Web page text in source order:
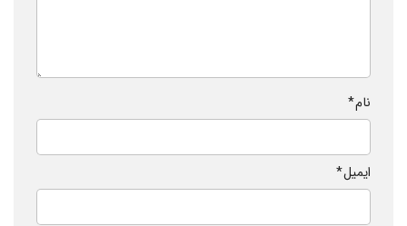
نام*
ایمیل*